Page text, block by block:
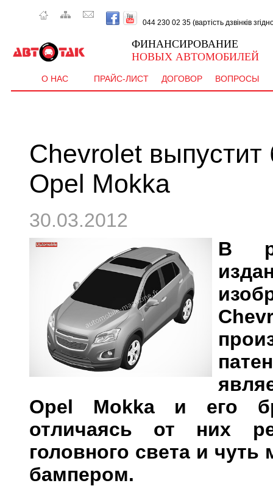
044 230 02 35 (вартість дзвінків
ФИНАНСИРОВАНИЕ
НОВЫХ АВТОМОБИЛЕЙ
О НАС ПРАЙС-ЛИСТ ДОГОВОР ВОПРОСЫ
Chevrolet выпустит
Opel Mokka
30.03.2012
В
Opel Mokka и его
отличаясь от них
головного света и
бампером.